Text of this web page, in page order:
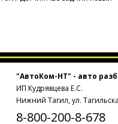
"АвтоКом-НТ" - авто
ИП Кудрявцева Е.С.
Нижний Тагил, ул.
8-800-200-8-678